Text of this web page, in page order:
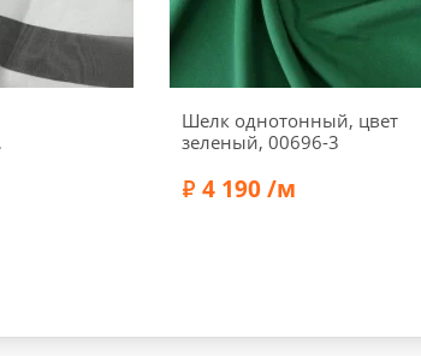
Шелк однотонный, цвет
зеленый, 00696-3
4 190 /м
Ширина: 150 см